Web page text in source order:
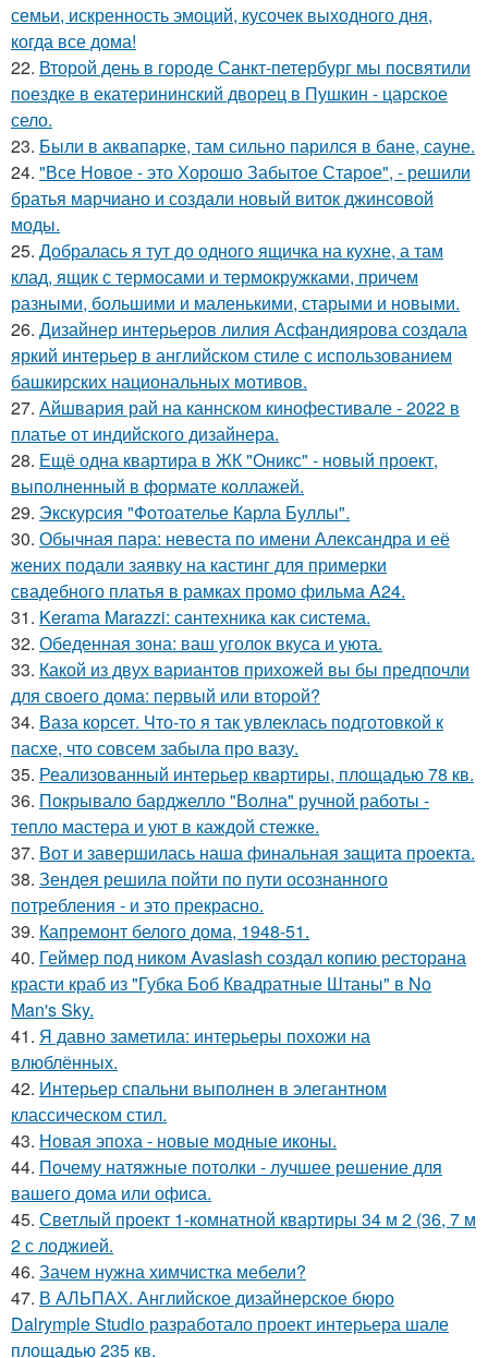
семьи, искренность эмоций, кусочек выходного дня,
когда все дома!
22. Второй день в городе Санкт-петербург мы посвятили
поездке в екатерининский дворец в Пушкин - царское
село.
23. Были в аквапарке, там сильно парился в бане, сауне.
24. "Все Новое - это Хорошо Забытое Старое", - решили
братья марчиано и создали новый виток джинсовой
моды.
25. Добралась я тут до одного ящичка на кухне, а там
клад, ящик с термосами и термокружками, причем
разными, большими и маленькими, старыми и новыми.
26. Дизайнер интерьеров лилия Асфандиярова создала
яркий интерьер в английском стиле с использованием
башкирских национальных мотивов.
27. Айшвария рай на каннском кинофестивале - 2022 в
платье от индийского дизайнера.
28. Ещё одна квартира в ЖК "Оникс" - новый проект,
выполненный в формате коллажей.
29. Экскурсия "Фотоателье Карла Буллы".
30. Обычная пара: невеста по имени Александра и её
жених подали заявку на кастинг для примерки
свадебного платья в рамках промо фильма A24.
31. Kerama Marazzi: сантехника как система.
32. Обеденная зона: ваш уголок вкуса и уюта.
33. Какой из двух вариантов прихожей вы бы предпочли
для своего дома: первый или второй?
34. Ваза корсет. Что-то я так увлеклась подготовкой к
пасхе, что совсем забыла про вазу.
35. Реализованный интерьер квартиры, площадью 78 кв.
36. Покрывало барджелло "Волна" ручной работы -
тепло мастера и уют в каждой стежке.
37. Вот и завершилась наша финальная защита проекта.
38. Зендея решила пойти по пути осознанного
потребления - и это прекрасно.
39. Капремонт белого дома, 1948-51.
40. Геймер под ником Avaslash создал копию ресторана
красти краб из "Губка Боб Квадратные Штаны" в No
Man's Sky.
41. Я давно заметила: интерьеры похожи на
влюблённых.
42. Интерьер спальни выполнен в элегантном
классическом стил.
43. Новая эпоха - новые модные иконы.
44. Почему натяжные потолки - лучшее решение для
вашего дома или офиса.
45. Светлый проект 1-комнатной квартиры 34 м 2 (36, 7 м
2 с лоджией.
46. Зачем нужна химчистка мебели?
47. В АЛЬПАХ. Английское дизайнерское бюро
Dalrymple Studio разработало проект интерьера шале
площадью 235 кв.